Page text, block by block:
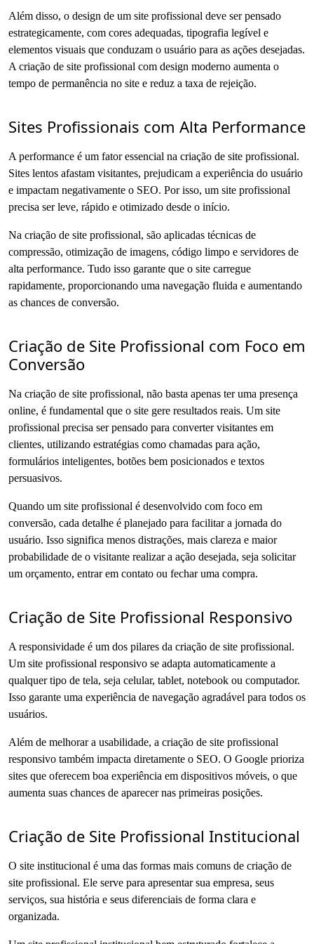
Além disso, o design de um site profissional deve ser pensado
estrategicamente, com cores adequadas, tipografia legível e
elementos visuais que conduzam o usuário para as ações desejadas.
A criação de site profissional com design moderno aumenta o
tempo de permanência no site e reduz a taxa de rejeição.
Sites Profissionais com Alta Performance
A performance é um fator essencial na criação de site profissional.
Sites lentos afastam visitantes, prejudicam a experiência do usuário
e impactam negativamente o SEO. Por isso, um site profissional
precisa ser leve, rápido e otimizado desde o início.
Na criação de site profissional, são aplicadas técnicas de
compressão, otimização de imagens, código limpo e servidores de
alta performance. Tudo isso garante que o site carregue
rapidamente, proporcionando uma navegação fluida e aumentando
as chances de conversão.
Criação de Site Profissional com Foco em
Conversão
Na criação de site profissional, não basta apenas ter uma presença
online, é fundamental que o site gere resultados reais. Um site
profissional precisa ser pensado para converter visitantes em
clientes, utilizando estratégias como chamadas para ação,
formulários inteligentes, botões bem posicionados e textos
persuasivos.
Quando um site profissional é desenvolvido com foco em
conversão, cada detalhe é planejado para facilitar a jornada do
usuário. Isso significa menos distrações, mais clareza e maior
probabilidade de o visitante realizar a ação desejada, seja solicitar
um orçamento, entrar em contato ou fechar uma compra.
Criação de Site Profissional Responsivo
A responsividade é um dos pilares da criação de site profissional.
Um site profissional responsivo se adapta automaticamente a
qualquer tipo de tela, seja celular, tablet, notebook ou computador.
Isso garante uma experiência de navegação agradável para todos os
usuários.
Além de melhorar a usabilidade, a criação de site profissional
responsivo também impacta diretamente o SEO. O Google prioriza
sites que oferecem boa experiência em dispositivos móveis, o que
aumenta suas chances de aparecer nas primeiras posições.
Criação de Site Profissional Institucional
O site institucional é uma das formas mais comuns de criação de
site profissional. Ele serve para apresentar sua empresa, seus
serviços, sua história e seus diferenciais de forma clara e
organizada.